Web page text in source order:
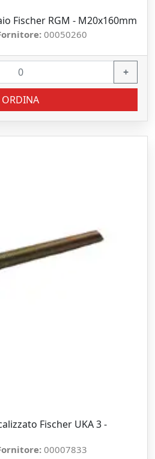
Fischer RGM - M20x160mm
00050260
+
ORDINA
Fischer UKA 3 -
00007833